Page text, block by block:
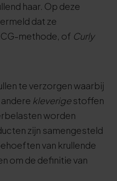
haar. Op deze
dat ze
methode, of Curly
te verzorgen waarbij
kleverigestoffen
worden
zijn samengesteld
van krullende
om de definitie van